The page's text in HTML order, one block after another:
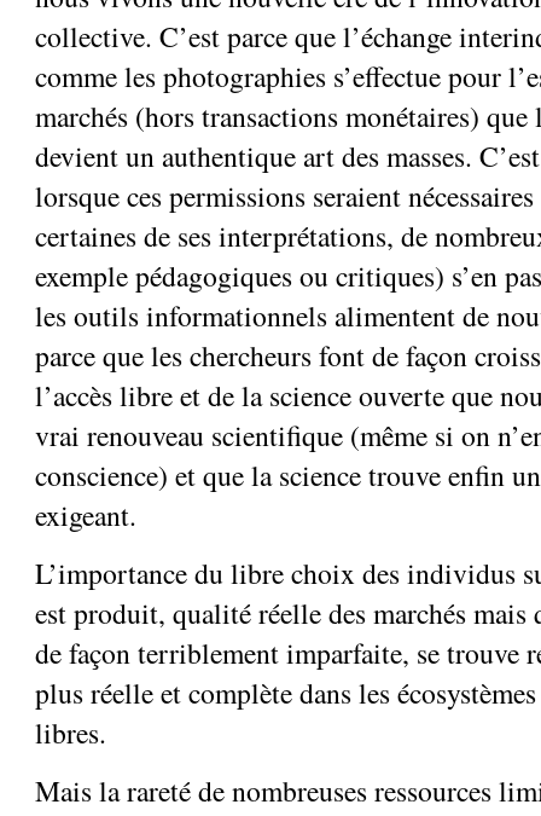
collective. C’est parce que l’échange
comme les photographies s’effectue pour
marchés (hors transactions monétaires)
devient un authentique art des masses.
lorsque ces permissions seraient
certaines de ses interprétations, de
exemple pédagogiques ou critiques) s’en
les outils informationnels alimentent de
parce que les chercheurs font de façon
l’accès libre et de la science ouverte que
vrai renouveau scientifique (même si on
conscience) et que la science trouve enfin
exigeant.
L’importance du libre choix des individus
est produit, qualité réelle des marchés mais
de façon terriblement imparfaite, se trouve
plus réelle et complète dans les
libres.
Mais la rareté de nombreuses ressources